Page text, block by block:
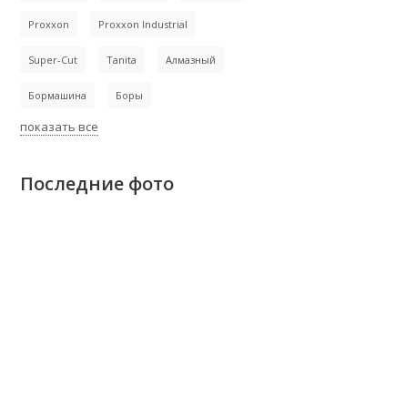
Proxxon Proxxon Industrial
Super-Cut Tanita Алмазный
Бормашина Боры
показать все
Последние фото